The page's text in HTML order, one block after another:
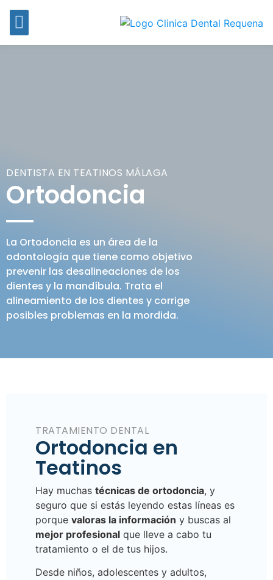
DENTISTA EN TEATINOS MÁLAGA
Ortodoncia
La Ortodoncia es un área de la
odontología que tiene como objetivo
prevenir las desalineaciones de los
dientes y la mandíbula. Trata el
alineamiento de los dientes y corrige
posibles problemas en la mordida.
TRATAMIENTO DENTAL
Ortodoncia en
Teatinos
Hay muchas técnicas de ortodoncia, y
seguro que si estás leyendo estas líneas es
porque valoras la información y buscas al
mejor profesional que lleve a cabo tu
tratamiento o el de tus hijos.
Desde niños, adolescentes y adultos,